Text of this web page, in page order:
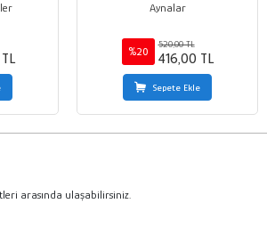
Aynalar
%20
520,00 TL
416,00 TL
Sepete Ekle
arasında ulaşabilirsiniz.